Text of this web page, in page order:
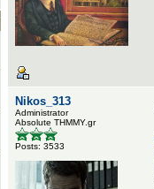
Nikos_313
Administrator
Αbsolute ΤΗΜΜΥ.gr
Posts: 3533